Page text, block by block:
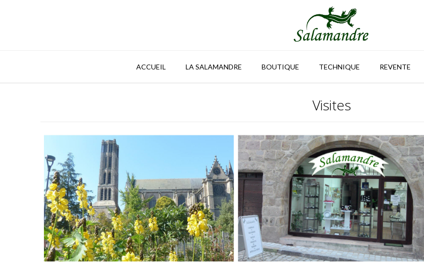
ACCUEIL LA SALAMANDRE BOUTIQUE TECHNIQUE REVENTE
Visites